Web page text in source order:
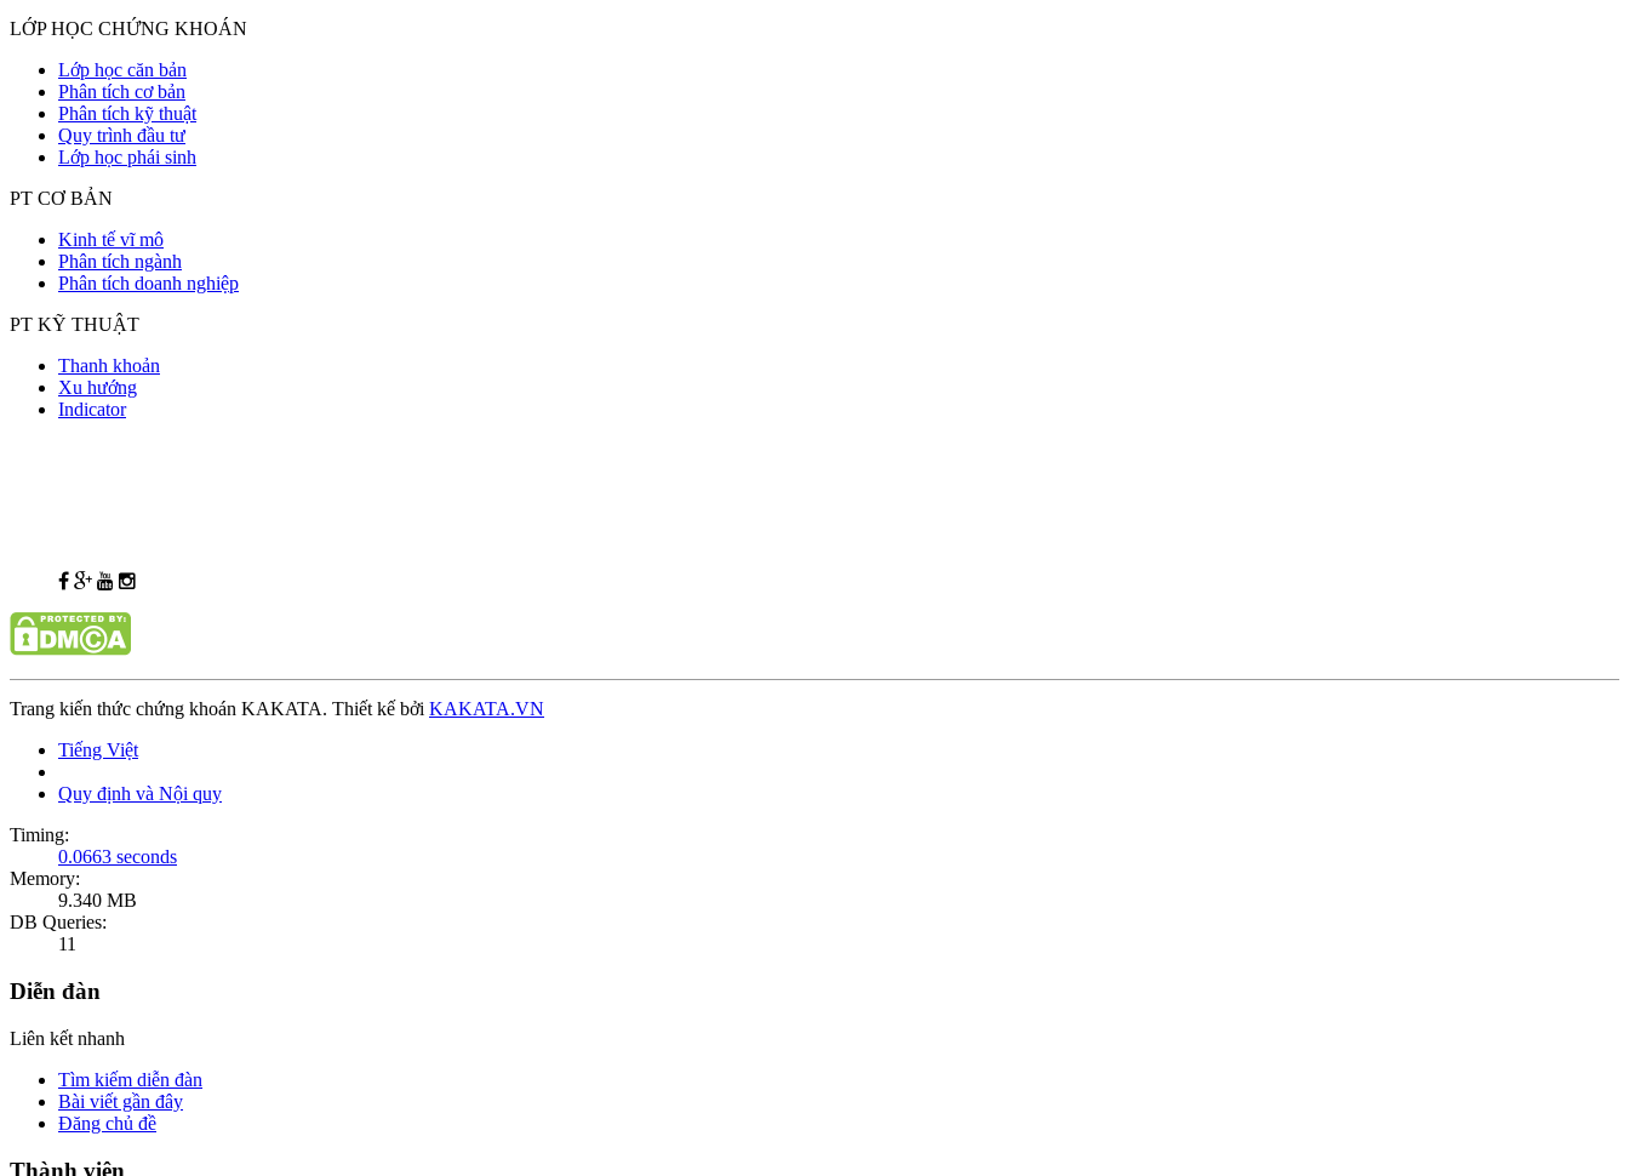
LỚP HỌC CHỨNG KHOÁN
Lớp học căn bản
Phân tích cơ bản
Phân tích kỹ thuật
Quy trình đầu tư
Lớp học phái sinh
PT CƠ BẢN
Kinh tế vĩ mô
Phân tích ngành
Phân tích doanh nghiệp
PT KỸ THUẬT
Thanh khoản
Xu hướng
Indicator
Trang kiến thức chứng khoán KAKATA. Thiết kế bởi KAKATA.VN
Tiếng Việt
Quy định và Nội quy
Timing:
0.0663 seconds
Memory:
9.340 MB
DB Queries:
11
Diễn đàn
Liên kết nhanh
Tìm kiếm diễn đàn
Bài viết gần đây
Đăng chủ đề
Thành viên